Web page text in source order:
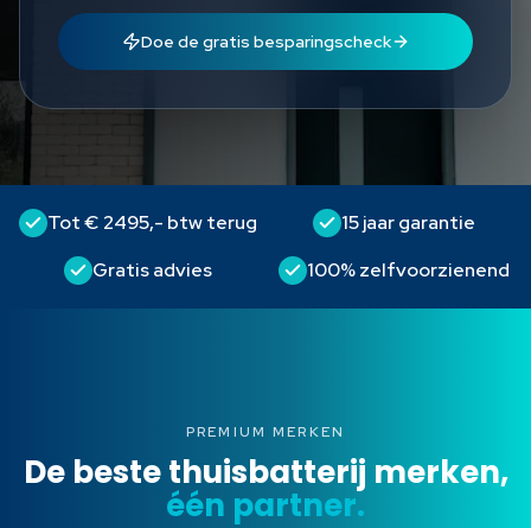
Doe de gratis besparingscheck
Tot € 2495,- btw terug
15 jaar garantie
Gratis advies
100% zelfvoorzienend
PREMIUM MERKEN
De beste thuisbatterij merken,
één partner.